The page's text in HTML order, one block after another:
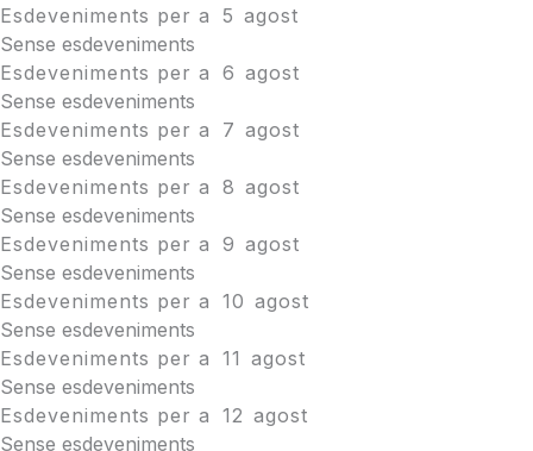
Esdeveniments per a 5 agost
Sense esdeveniments
Esdeveniments per a 6 agost
Sense esdeveniments
Esdeveniments per a
7 agost
Sense esdeveniments
Esdeveniments per a 8 agost
Sense esdeveniments
Esdeveniments per a 9 agost
Sense esdeveniments
Esdeveniments per a 10 agost
Sense esdeveniments
Esdeveniments per a 11 agost
Sense esdeveniments
Esdeveniments per a 12 agost
Sense esdeveniments